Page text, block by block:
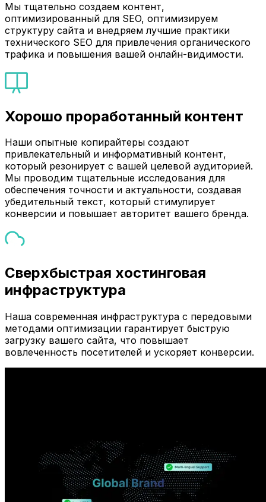
Мы тщательно создаем контент,
оптимизированный для SEO, оптимизируем
структуру сайта и внедряем лучшие практики
технического SEO для привлечения органического
трафика и повышения вашей онлайн-видимости.
Хорошо проработанный контент
Наши опытные копирайтеры создают
привлекательный и информативный контент,
который резонирует с вашей целевой аудиторией.
Мы проводим тщательные исследования для
обеспечения точности и актуальности, создавая
убедительный текст, который стимулирует
конверсии и повышает авторитет вашего бренда.
Сверхбыстрая хостинговая
инфраструктура
Наша современная инфраструктура с передовыми
методами оптимизации гарантирует быструю
загрузку вашего сайта, что повышает
вовлеченность посетителей и ускоряет конверсии.